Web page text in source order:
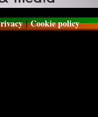
|Cookie policy